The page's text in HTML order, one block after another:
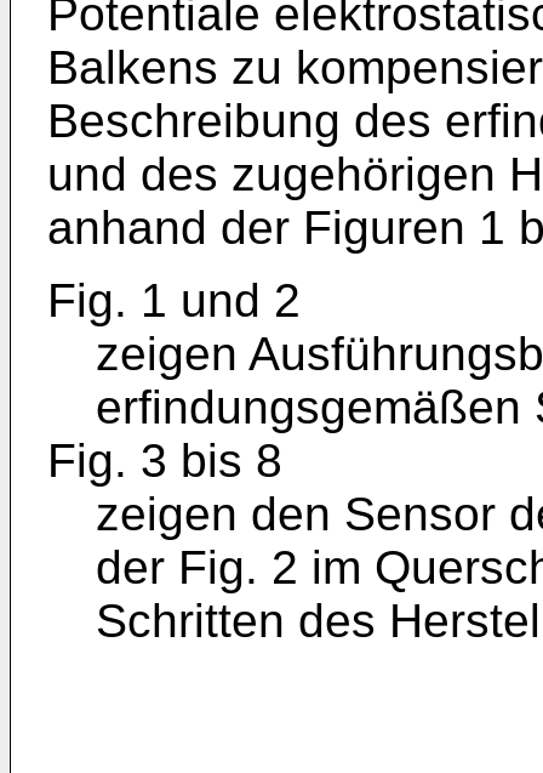
Potentiale
Balkens zu
Beschreibung des
und des zugehörigen
anhand der Figuren 1
Fig. 1 und 2
zeigen
erfindungsgemäßen
Fig. 3 bis 8
zeigen den Sensor
der Fig. 2 im
Schritten des